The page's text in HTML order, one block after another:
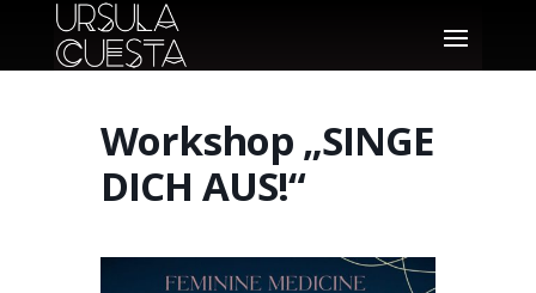
Workshop „SINGE
DICH AUS!“